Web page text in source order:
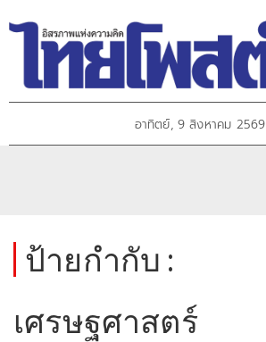
อาทิตย์, 9 สิงหาคม 2569
ป้ายกำกับ :
เศรษฐศาสตร์